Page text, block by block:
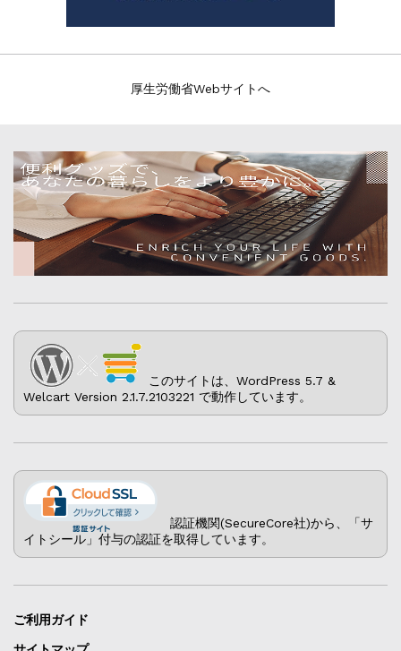
厚生労働省Webサイトへ
このサイトは、WordPress 5.7 &
Welcart Version 2.1.7.2103221 で動作しています。
認証機関(SecureCore社)から、「サ
イトシール」付与の認証を取得しています。
ご利用ガイド